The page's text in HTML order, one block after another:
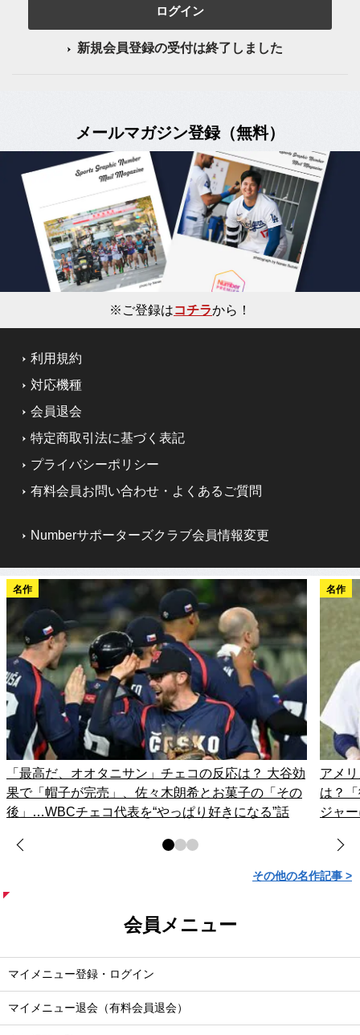
ログイン
新規会員登録の受付は終了しました
メールマガジン登録（無料）
※ご登録はコチラから！
利用規約
対応機種
会員退会
特定商取引法に基づく表記
プライバシーポリシー
有料会員お問い合わせ・よくあるご質問
Numberサポーターズクラブ会員情報変更
名作
「最高だ、オオタニサン」チェコの反応は？ 大谷効
果で「帽子が完売」、佐々木朗希とお菓子の「その
後」…WBCチェコ代表を“やっぱり好きになる”話
名作
アメ
は？
ジャ
その他の名作記事 >
会員メニュー
マイメニュー登録・ログイン
マイメニュー退会（有料会員退会）